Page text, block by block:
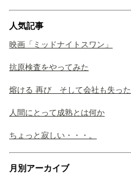
人気記事
映画「ミッドナイトスワン」
抗原検査をやってみた
熔ける 再び そして会社も失った
人間にとって成熟とは何か
ちょっと寂しい・・・。
月別アーカイブ